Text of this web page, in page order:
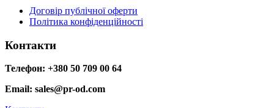
Договір публічної оферти
Політика конфіденційності
Контакти
Телефон: +380 50 709 00 64
Email: sales@pr-od.com